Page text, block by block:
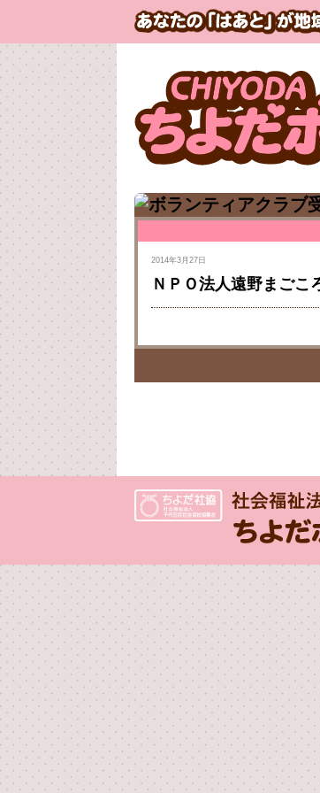
2014年3月27日
ＮＰＯ法人遠野まごこ